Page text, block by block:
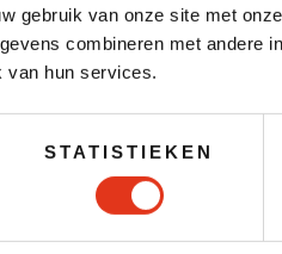
gebruik van onze site met
combineren met andere
van hun services.
STATISTIEKEN